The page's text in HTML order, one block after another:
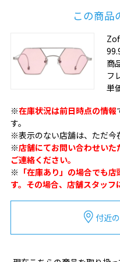
この商品
商
フ
単
※在庫状況は前日時点の情報
す。
※表示のない店舗は、ただ今
※店舗にてお問い合わせい
ご連絡ください。
※ 「在庫あり」の場合でも
す。その場合、店舗スタッフ
付近